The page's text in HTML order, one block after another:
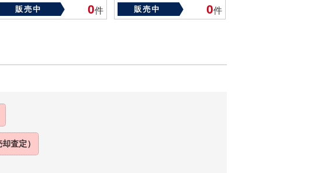
年数：1988年
販売中 0件
築年数：2005年
販売中 0件
査定）